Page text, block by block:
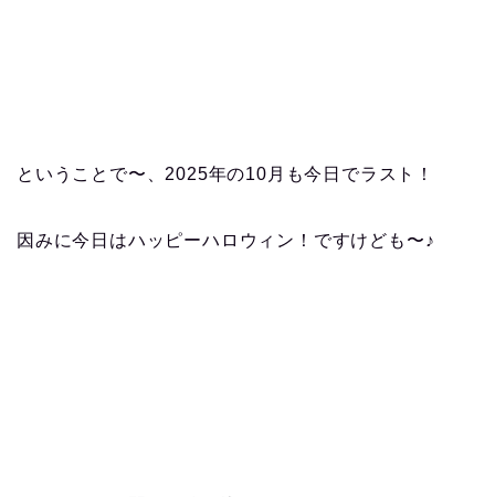
ということで〜、2025年の10月も今日でラスト！
因みに今日はハッピーハロウィン！ですけども〜♪